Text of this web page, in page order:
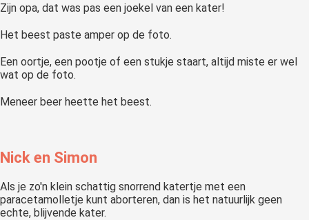
Zijn opa, dat was pas een joekel van een kater!
Het beest paste amper op de foto.
Een oortje, een pootje of een stukje staart, altijd miste er wel
wat op de foto.
Meneer beer heette het beest.
Nick en Simon
Als je zo'n klein schattig snorrend katertje met een
paracetamolletje kunt aborteren, dan is het natuurlijk geen
echte, blijvende kater.